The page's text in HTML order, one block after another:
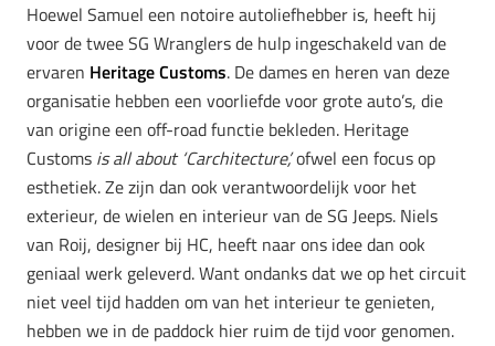
Hoewel Samuel een notoire autoliefhebber is, heeft hij
voor de twee SG Wranglers de hulp ingeschakeld van de
ervaren Heritage Customs. De dames en heren van deze
organisatie hebben een voorliefde voor grote auto’s, die
van origine een off-road functie bekleden. Heritage
Customs is all about ‘Carchitecture’,ofwel een focus op
esthetiek. Ze zijn dan ook verantwoordelijk voor het
exterieur, de wielen en interieur van de SG Jeeps. Niels
van Roij, designer bij HC, heeft naar ons idee dan ook
geniaal werk geleverd. Want ondanks dat we op het circuit
niet veel tijd hadden om van het interieur te genieten,
hebben we in de paddock hier ruim de tijd voor genomen.